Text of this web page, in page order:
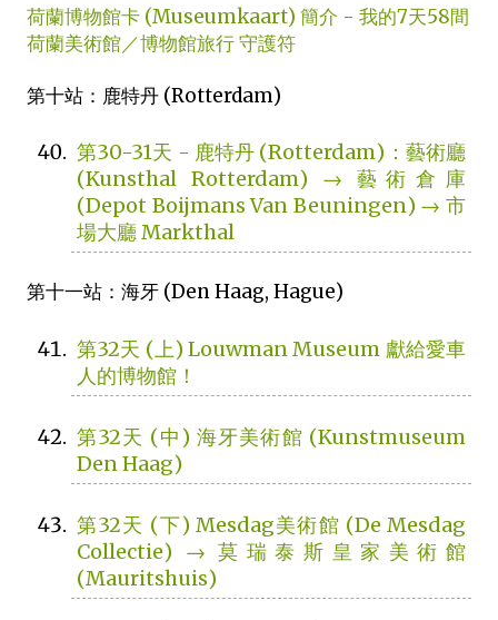
荷蘭博物館卡 (Museumkaart) 簡介 - 我的7天58間
荷蘭美術館／博物館旅行 守護符
第十站：鹿特丹 (Rotterdam)
第30-31天 - 鹿特丹 (Rotterdam)：藝術廳
(Kunsthal Rotterdam) → 藝術倉庫
(Depot Boijmans Van Beuningen) → 市
場大廳 Markthal
第十一站：海牙 (Den Haag, Hague)
第32天 (上) Louwman Museum 獻給愛車
人的博物館！
第32天 (中) 海牙美術館 (Kunstmuseum
Den Haag)
第32天 (下) Mesdag美術館 (De Mesdag
Collectie) → 莫瑞泰斯皇家美術館
(Mauritshuis)